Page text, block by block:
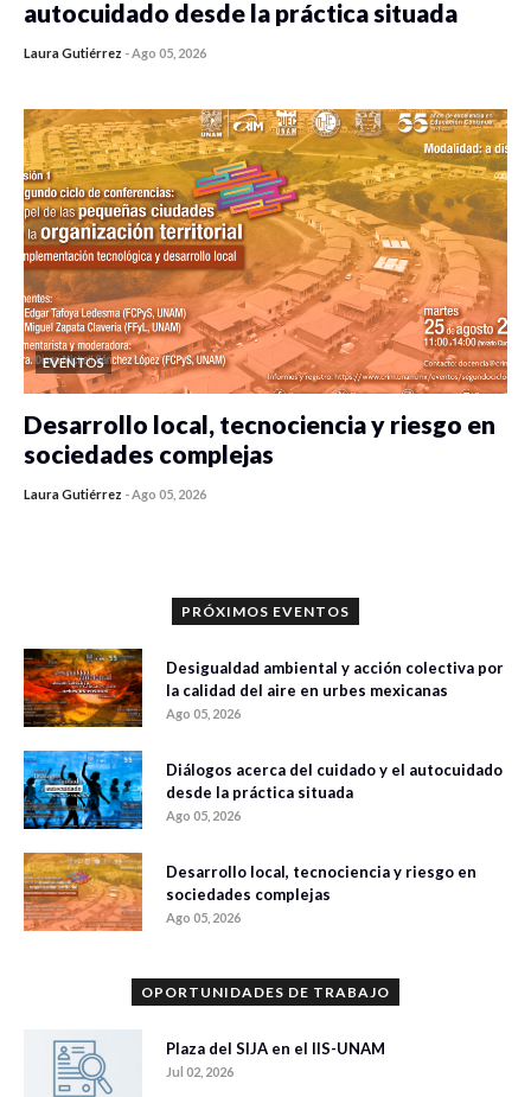
autocuidado desde la práctica situada
Laura Gutiérrez -Ago 05, 2026
EVENTOS
Desarrollo local, tecnociencia y riesgo en
sociedades complejas
Laura Gutiérrez -Ago 05, 2026
PRÓXIMOS EVENTOS
Desigualdad ambiental y acción colectiva por
la calidad del aire en urbes mexicanas
Ago 05, 2026
Diálogos acerca del cuidado y el autocuidado
desde la práctica situada
Ago 05, 2026
Desarrollo local, tecnociencia y riesgo en
sociedades complejas
Ago 05, 2026
OPORTUNIDADES DE TRABAJO
Plaza del SIJA en el IIS-UNAM
Jul 02, 2026